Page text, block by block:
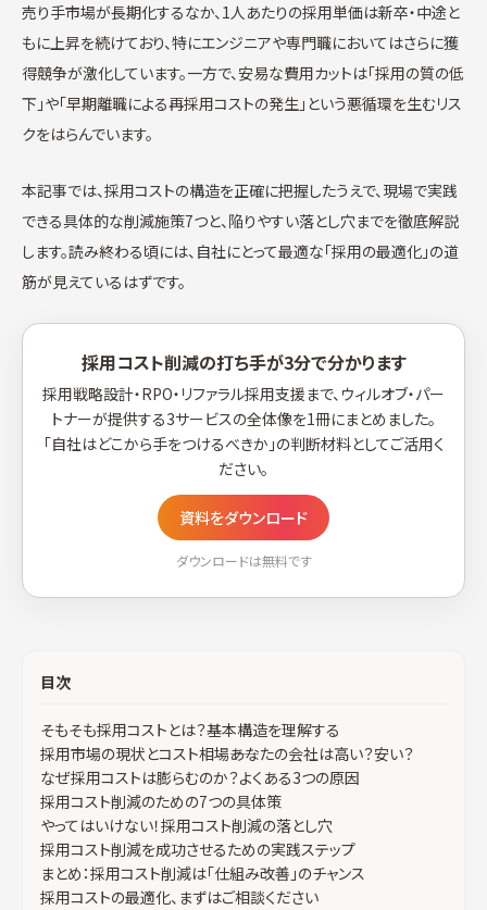
売り手市場が長期化するなか、1人あたりの採用単価は新卒・中途と
もに上昇を続けており、特にエンジニアや専門職においてはさらに獲
得競争が激化しています。一方で、安易な費用カットは「採用の質の低
下」や「早期離職による再採用コストの発生」という悪循環を生むリス
クをはらんでいます。
本記事では、採用コストの構造を正確に把握したうえで、現場で実践
できる具体的な削減施策7つと、陥りやすい落とし穴までを徹底解説
します。読み終わる頃には、自社にとって最適な「採用の最適化」の道
筋が見えているはずです。
採用コスト削減の打ち手が3分で分かります
採用戦略設計・RPO・リファラル採用支援まで、ウィルオブ・パー
トナーが提供する3サービスの全体像を1冊にまとめました。
「自社はどこから手をつけるべきか」の判断材料としてご活用く
ださい。
資料をダウンロード
ダウンロードは無料です
目次
そもそも採用コストとは？基本構造を理解する
採用市場の現状とコスト相場――あなたの会社は高い？安い？
なぜ採用コストは膨らむのか？よくある3つの原因
採用コスト削減のための7つの具体策
やってはいけない！採用コスト削減の落とし穴
採用コスト削減を成功させるための実践ステップ
まとめ：採用コスト削減は「仕組み改善」のチャンス
採用コストの最適化、まずはご相談ください